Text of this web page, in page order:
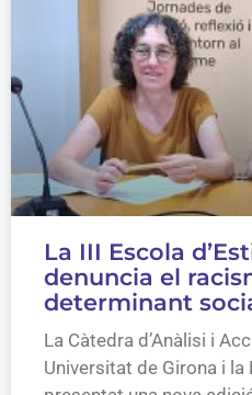
La III Escola
denuncia el
determinant
La Càtedra d’Anàlisi i
Universitat de Girona i la